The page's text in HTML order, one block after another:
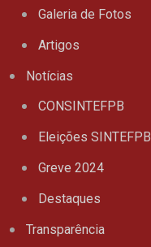
Galeria de Fotos
Artigos
Notícias
CONSINTEFPB
Eleições SINTEFPB
Greve 2024
Destaques
Transparência